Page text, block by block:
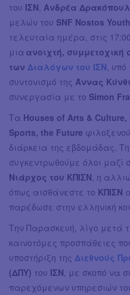
του ΙΣΝ Ανδρέα
μελών του SNF Nostos
τελευταία ημέρα, στις
μια ανοιχτή, συμμετοχική
των Διαλόγων του ΙΣΝ ,
συντονισμό της Άννας
συνεργασία με το Simon
Τα Houses of Arts &
Sports, the Future
διάρκεια της εβδομάδας.
συγκεντρωθούμε όλοι μαζί
Νιάρχος του ΚΠΙΣΝ , η
όπως αισθάνεστε το ΚΠΙΣΝ
παρέδωσε στην ελληνική
Την Παρασκευή, λίγο μετά
καινοτόμες προσπάθειες
υποστήριξη της Διεθνούς
(ΔΠΥ) του ΙΣΝ , με σκοπό να
παρεχόμενων υπηρεσιών